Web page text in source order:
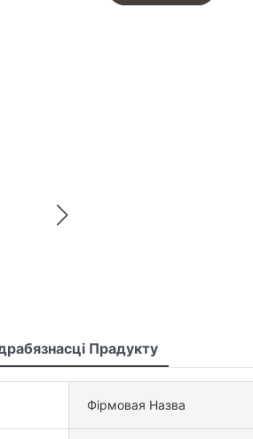
Прадукту
Фірмовая Назва